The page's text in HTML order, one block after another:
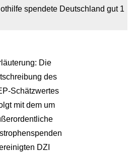
spendete Deutschland gut 1
Die
des
Schätzwertes
mit dem um
DZI